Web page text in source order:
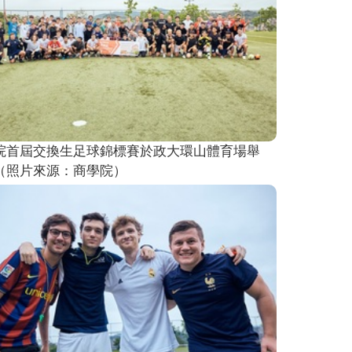
首屆交換生足球錦標賽於政大環山體育場舉
照片來源：商學院）